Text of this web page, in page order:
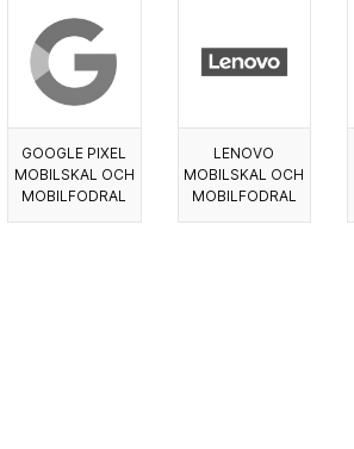
GOOGLE PIXEL
MOBILSKAL OCH
MOBILFODRAL
LENOVO
MOBILSKAL OCH
MOBILFODRAL